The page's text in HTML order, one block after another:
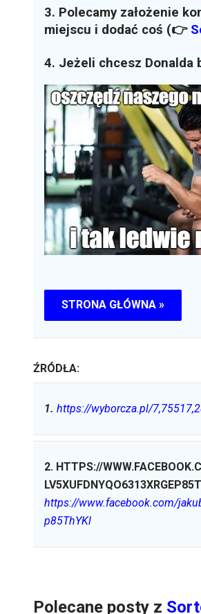
3. Polecamy założenie
miejscu i dodać coś (👉
4. Jeżeli chcesz Donalda
STRONA GŁÓWNA »
ŹRÓDŁA:
1. https://wyborcza.pl/
2. HTTPS://
https://www.facebook.com/
p85ThYKl
Polecane posty z